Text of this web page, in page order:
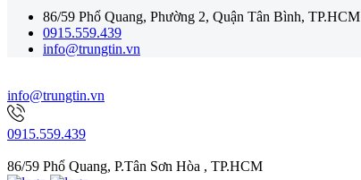
86/59 Phổ Quang, Phường 2, Quận Tân Bình, TP.HCM
0915.559.439
info@trungtin.vn
info@trungtin.vn
0915.559.439
86/59 Phổ Quang, P.Tân Sơn Hòa , TP.HCM